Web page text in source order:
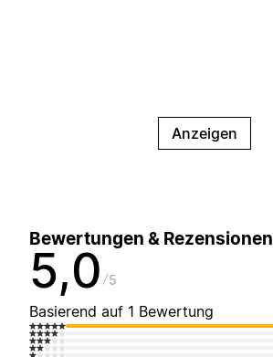
Anzeigen
Bewertungen & Rezensionen
5,0 5
Basierend auf 1 Bewertung